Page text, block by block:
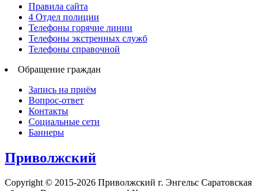
Правила сайта
4 Отдел полиции
Телефоны горячие линии
Телефоны экстренных служб
Телефоны справочной
Обращение граждан
Запись на приём
Вопрос-ответ
Контакты
Социальные сети
Баннеры
Приволжский
Copyright © 2015-2026 Приволжский г. Энгельс Саратовская